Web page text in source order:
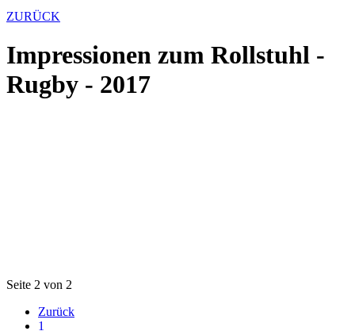
ZURÜCK
Impressionen zum Rollstuhl -
Rugby - 2017
Seite 2 von 2
Zurück
1